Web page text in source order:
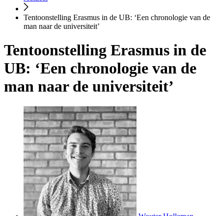
Tentoonstelling Erasmus in de UB: ‘Een chronologie van de
man naar de universiteit’
Tentoonstelling Erasmus in de
UB: ‘Een chronologie van de
man naar de universiteit’